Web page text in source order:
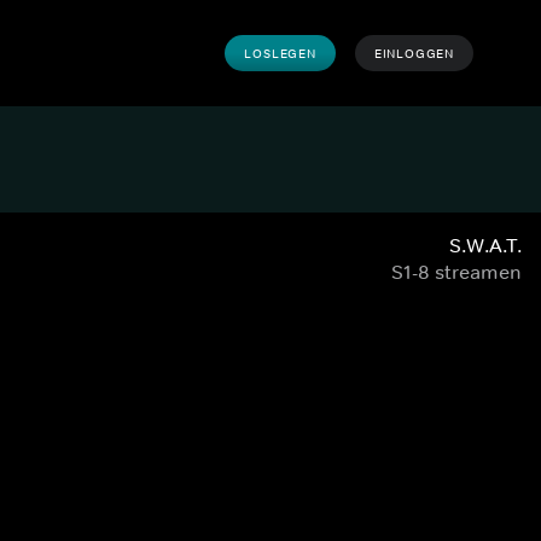
LOSLEGEN EINLOGGEN
S.W.A.T.
S1-8 streamen